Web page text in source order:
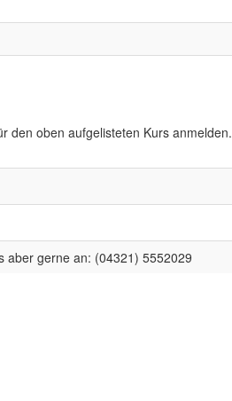
den oben aufgelisteten Kurs anmelden.
aber gerne an: (04321) 5552029